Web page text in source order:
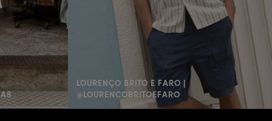
LOURENÇO BRITO E FARO |
@LOURENCOBRITOEFARO